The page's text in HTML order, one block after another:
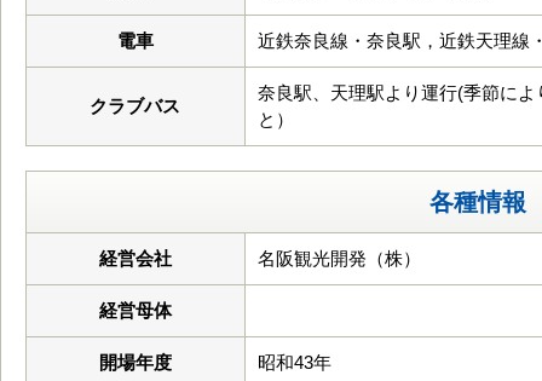
電車 近鉄奈良線・奈良駅，近鉄天理線
クラブバス
奈良駅、天理駅より運行(季節に
と）
各種情報
経営会社 名阪観光開発（株）
経営母体
開場年度 昭和43年